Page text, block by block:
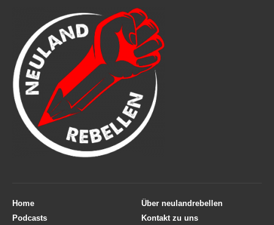
Home
Podcasts
Über neulandrebellen
Kontakt zu uns